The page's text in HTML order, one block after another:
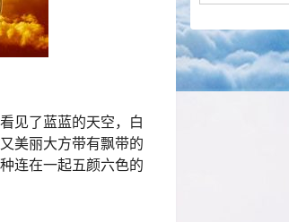
见了蓝蓝的天空，白
美丽大方带有飘带的
连在一起五颜六色的